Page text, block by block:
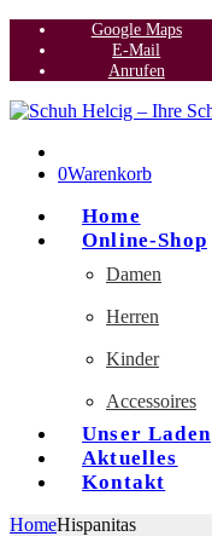
Google Maps
E-Mail
Anrufen
0Warenkorb
Home
Online-Shop
Damen
Herren
Kinder
Accessoires
Unser Laden
Aktuelles
Kontakt
HomeHispanitas